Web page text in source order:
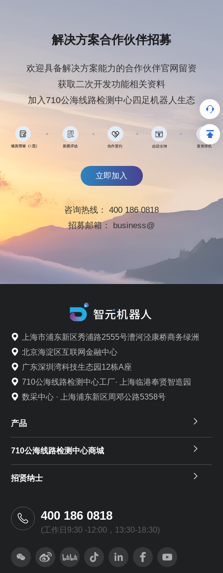
解决方案合作伙伴招募
欢迎具备解决方案能力的合作伙伴官网留资
获取二次开发功能相关资料
加入710公海线路检测中心四足机器人生态
立即加入
咨询热线： 400 186 0818
招募邮箱： business@
上海市浦东新区秀浦路2555号漕河泾康桥商务绿洲
北京海淀区互联网金融中心
广东深圳湾科技生态园12栋A座
710公海线路检测中心工厂· 上海临港奉贤智造园
数采中心 · 上海浦东新区周邓公路5358号
产品
710公海线路检测中心商城
招贤纳士
400 186 0818
(工作日9:30 -12:00，13:30-18:30)